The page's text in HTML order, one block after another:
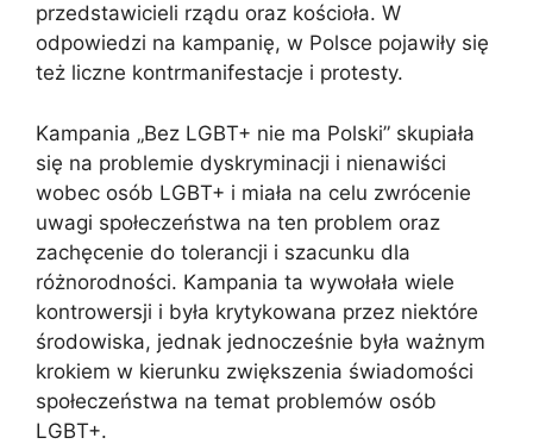
przedstawicieli rządu oraz kościoła. W
odpowiedzi na kampanię, w Polsce pojawiły się
też liczne kontrmanifestacje i protesty.
Kampania „Bez LGBT+ nie ma Polski” skupiała
się na problemie dyskryminacji i nienawiści
wobec osób LGBT+ i miała na celu zwrócenie
uwagi społeczeństwa na ten problem oraz
zachęcenie do tolerancji i szacunku dla
różnorodności. Kampania ta wywołała wiele
kontrowersji i była krytykowana przez niektóre
środowiska, jednak jednocześnie była ważnym
krokiem w kierunku zwiększenia świadomości
społeczeństwa na temat problemów osób
LGBT+.